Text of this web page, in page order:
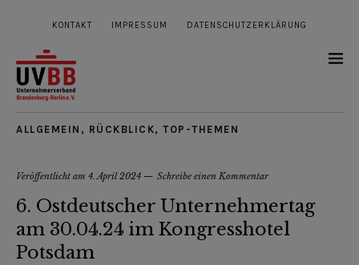
KONTAKT IMPRESSUM DATENSCHUTZERKLÄRUNG
ALLGEMEIN , RÜCKBLICK, TOP-THEMEN
Veröffentlicht am 4. April 2024 Schreibe einen Kommentar
6. Ostdeutscher Unternehmertag
am 30.04.24 im Kongresshotel
Potsdam